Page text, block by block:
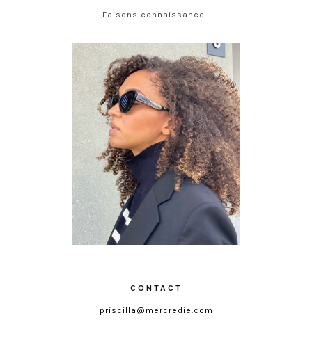
Faisons connaissance…
CONTACT
priscilla@mercredie.com